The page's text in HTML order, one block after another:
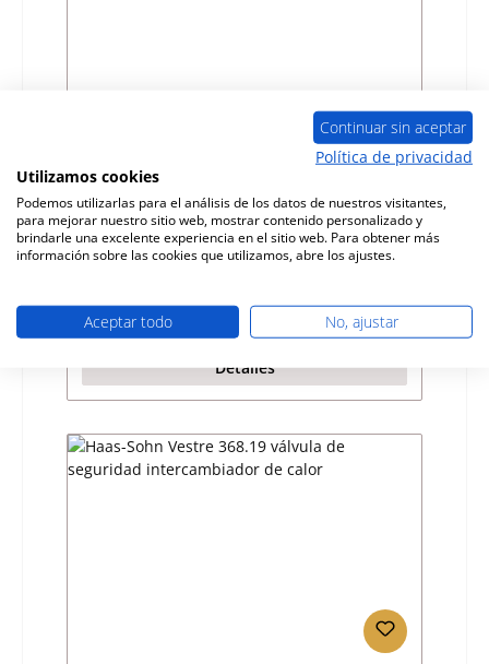
Haas-Sohn Vestre 368.19 junta de vidrio
Número de producto:01016387
Precio normal:
82,04 €
Disponible, plazo de entrega: 4-6 días
Detalles
Continuar sin aceptar
Política de privacidad
Utilizamos cookies
Podemos utilizarlas para el análisis de los datos de nuestros visitantes,
para mejorar nuestro sitio web, mostrar contenido personalizado y
brindarle una excelente experiencia en el sitio web. Para obtener más
información sobre las cookies que utilizamos, abre los ajustes.
Aceptar todo No, ajustar